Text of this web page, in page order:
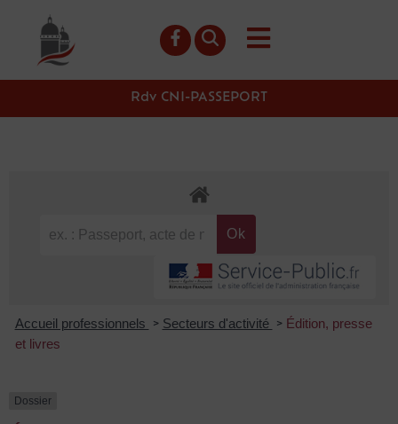
principal
Rdv CNI-PASSEPORT
Accueil professionnels > Secteurs d'activité > Édition, presse
et livres
Dossier